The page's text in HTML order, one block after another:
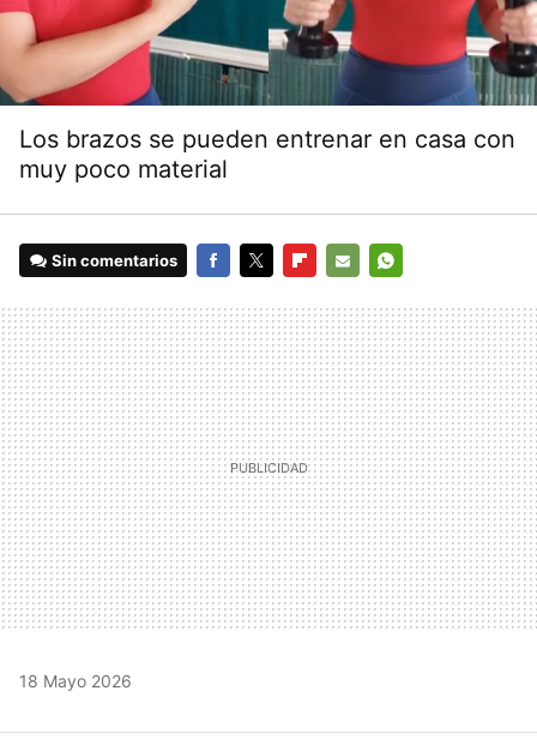
Los brazos se pueden entrenar en casa con
muy poco material
Sin comentarios
MAIL
18 Mayo 2026